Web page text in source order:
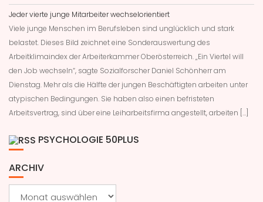
Jeder vierte junge Mitarbeiter wechselorientiert
Viele junge Menschen im Berufsleben sind unglücklich und stark
belastet. Dieses Bild zeichnet eine Sonderauswertung des
Arbeitklimaindex der Arbeiterkammer Oberösterreich. „Ein Viertel will
den Job wechseln“, sagte Sozialforscher Daniel Schönherr am
Dienstag. Mehr als die Hälfte der jungen Beschäftigten arbeiten unter
atypischen Bedingungen. Sie haben also einen befristeten
Arbeitsvertrag, sind über eine Leiharbeitsfirma angestellt, arbeiten […]
PSYCHOLOGIE 50PLUS
ARCHIV